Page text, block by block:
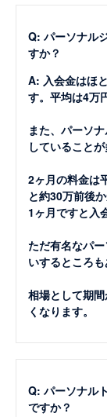
Q: パーソナル
すか？
A: 入会金はほ
す。平均は4万
また、パーソ
していること
2ヶ月の料金は
と約30万前後
1ヶ月ですと入
ただ有名なパ
いするところも
相場として期
くなります。
Q: パーソナル
ですか？